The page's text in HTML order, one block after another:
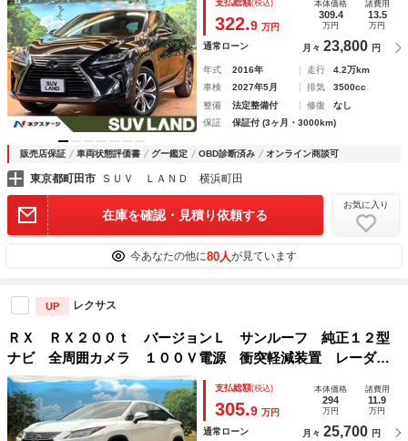
ックドア 茶革 ベンチレーション ステアリングヒーター
ＥＴＣ
支払総額(税込)
322.9 万円
本体価格
309.4
万円
諸費用
13.5
万円
通常ローン 月々 23,800 円
年式 2016年 走行
4.2万km
車検
2027年5月 排気
3500cc
整備
法定整備付 修復
なし
保証
保証付 (3ヶ月・3000km)
販売店保証 車両状態評価書 グー鑑定 OBD診断済み オンライン商談可
東京都町田市 ＳＵＶ ＬＡＮＤ 横浜町田
在庫を確認・見積り依頼する
お気に入り
今あなたの他に80人が見ています
UP レクサス
ＲＸ ＲＸ２００ｔ バージョンＬ サンルーフ 純正１２型
ナビ 全周囲カメラ １００Ｖ電源 衝突軽減装置 レーダー
クルーズ 禁煙車 電動リアゲート レザーシート 全席シー
トヒーター 前席シートエアコン ドラレコ コーナーセンサ
ー
支払総額(税込)
305.9 万円
本体価格
294
万円
諸費用
11.9
万円
通常ローン 月々 25,700 円